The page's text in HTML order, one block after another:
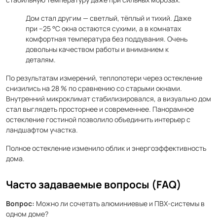
Дом стал другим — светлый, тёплый и тихий. Даже
при –25 °C окна остаются сухими, а в комнатах
комфортная температура без поддувания. Очень
довольны качеством работы и вниманием к
деталям.
По результатам измерений, теплопотери через остекление
снизились на 28 % по сравнению со старыми окнами.
Внутренний микроклимат стабилизировался, а визуально дом
стал выглядеть просторнее и современнее. Панорамное
остекление гостиной позволило объединить интерьер с
ландшафтом участка.
Полное остекление изменило облик и энергоэффективность
дома.
Часто задаваемые вопросы (FAQ)
Вопрос: Можно ли сочетать алюминиевые и ПВХ-системы в
одном доме?